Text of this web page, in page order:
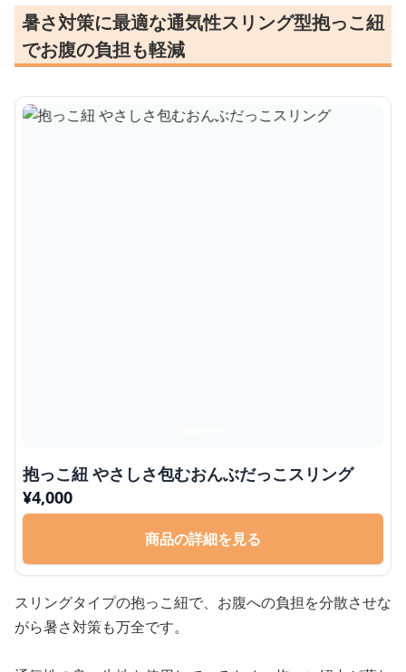
暑さ対策に最適な通気性スリング型抱っこ紐
でお腹の負担も軽減
抱っこ紐 やさしさ包むおんぶだっこスリング
¥4,000
商品の詳細を見る
スリングタイプの抱っこ紐で、お腹への負担を分散させな
がら暑さ対策も万全です。